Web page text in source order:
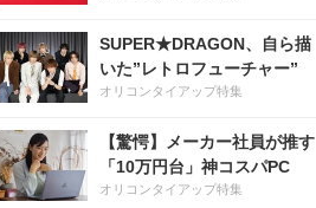
SUPER★DRAGON、自ら描
いた”レトロフューチャー”
オリコンタイアップ特集
【驚愕】メーカー社員が推す
「10万円台」神コスパPC
オリコンタイアップ特集